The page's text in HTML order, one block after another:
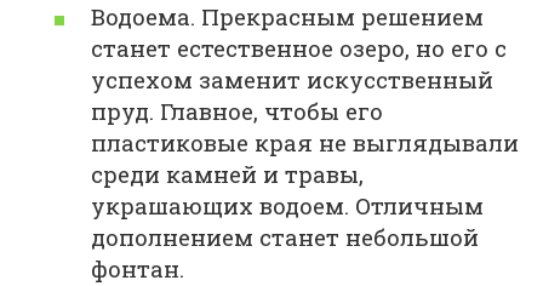
Водоема. Прекрасным решением
станет естественное озеро, но его с
успехом заменит искусственный
пруд. Главное, чтобы его
пластиковые края не выглядывали
среди камней и травы,
украшающих водоем. Отличным
дополнением станет небольшой
фонтан.